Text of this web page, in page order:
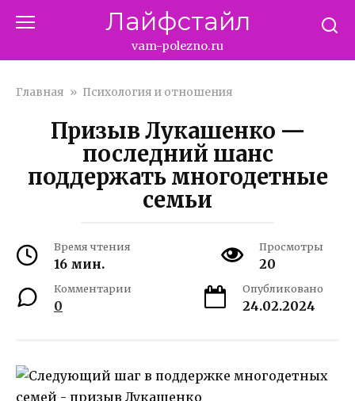
Лайфстайл
vam-polezno.ru
Главная » Психология и отношения
Призыв Лукашенко —
последний шанс
поддержать многодетные
семьи
Время чтения
16 мин.
Просмотры
20
Комментарии
0
Опубликовано
24.02.2024